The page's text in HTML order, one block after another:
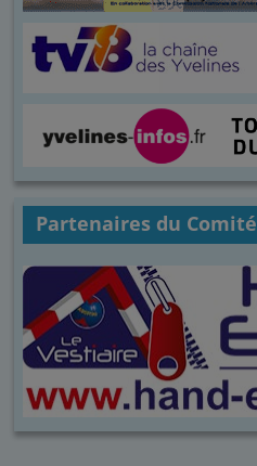
Partenaires du Comité